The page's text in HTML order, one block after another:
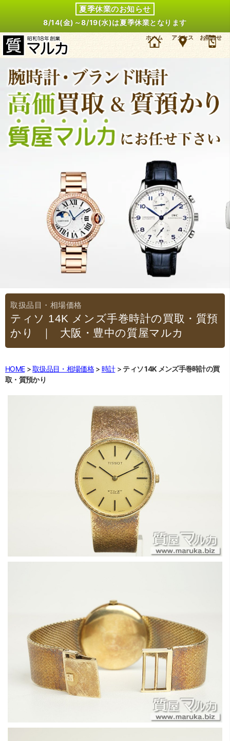
夏季休業のお知らせ
8/14(金)～8/19(水)は夏季休業となります
大阪・箕面市のお客様よりティソ 14K メンズ手巻時計を48万円で買取しました。ティソ メン
ズ時計の買取＆質預かり・質入れは大阪・豊中の質屋マルカにお任せ下さい。（2025年11月時
点の価格です）
ホーム アクセス お問合せ
ティソ 14K メンズ手巻時計の買取・質預
かり
｜大阪・豊中の質屋マルカ
HOME 取扱品目・相場価格 時計
ティソ 14K メンズ手巻時計の買
取・質預かり